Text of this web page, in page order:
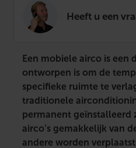
Heeft u een
Een mobiele airco is een
ontworpen is om de
specifieke ruimte te
traditionele
permanent geïnstalleerd
airco’s gemakkelijk van
andere worden